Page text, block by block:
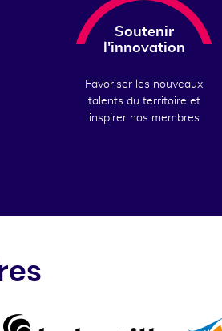
Soutenir
l'innovation
Favoriser les nouveaux
talents du territoire et
inspirer nos membres